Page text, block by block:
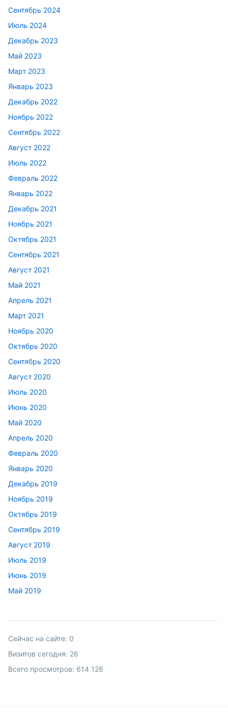
Сентябрь 2024
Июль 2024
Декабрь 2023
Май 2023
Март 2023
Январь 2023
Декабрь 2022
Ноябрь 2022
Сентябрь 2022
Август 2022
Июль 2022
Февраль 2022
Январь 2022
Декабрь 2021
Ноябрь 2021
Октябрь 2021
Сентябрь 2021
Август 2021
Май 2021
Апрель 2021
Март 2021
Ноябрь 2020
Октябрь 2020
Сентябрь 2020
Август 2020
Июль 2020
Июнь 2020
Май 2020
Апрель 2020
Февраль 2020
Январь 2020
Декабрь 2019
Ноябрь 2019
Октябрь 2019
Сентябрь 2019
Август 2019
Июль 2019
Июнь 2019
Май 2019
Сейчас на сайте: 0
Визитов сегодня: 26
Всего просмотров: 614 126